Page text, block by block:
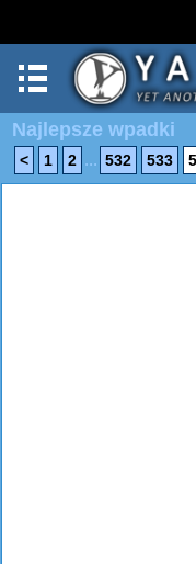
Najlepsze wpadki
< 1 2 ... 532 533